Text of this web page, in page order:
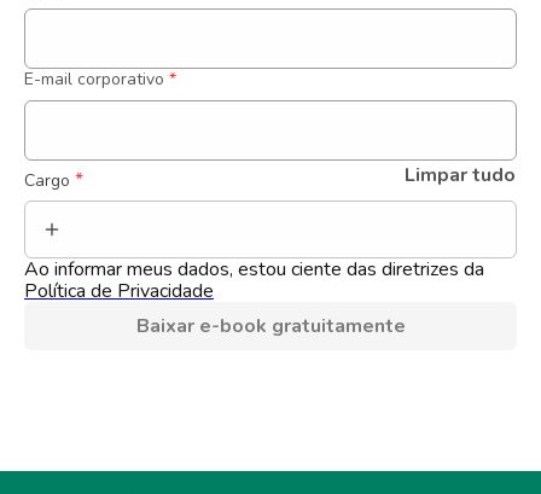
E-mail corporativo *
Cargo * Limpar tudo
Ao informar meus dados, estou ciente das diretrizes da
Política de Privacidade
Baixar e-book gratuitamente